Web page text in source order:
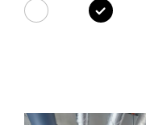
blanc noir